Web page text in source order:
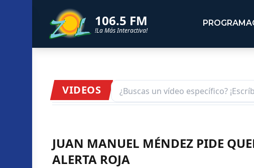
106.5 FM
!La Más Interactiva!
VIDEOS
JUAN MANUEL MÉNDEZ PIDE
ALERTA ROJA